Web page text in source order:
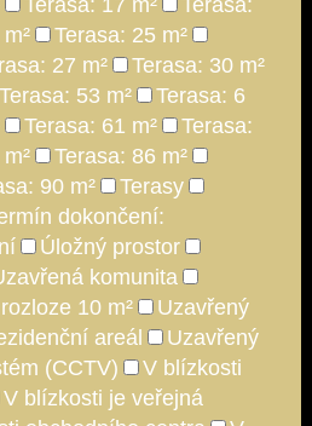
Terasa: 17 m²
Terasa:
Terasa: 25 m²
27 m²
Terasa: 30 m²
Terasa: 53 m²
Terasa: 6
Terasa: 61 m²
Terasa:
Terasa: 86 m²
90 m²
Terasy
dokončení:
Úložný prostor
komunita
10 m²
Uzavřený
areál
Uzavřený
(CCTV)
V blízkosti
V blízkosti je veřejná